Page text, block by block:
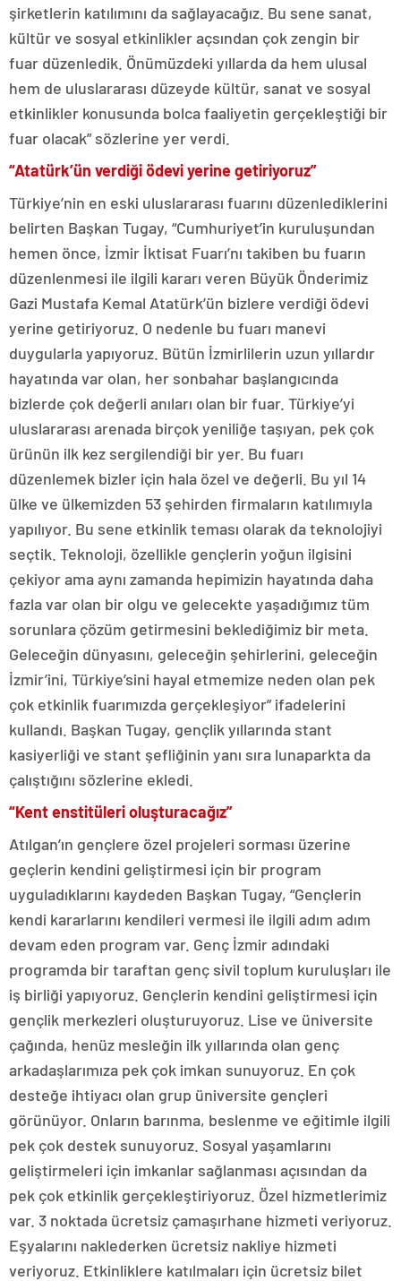
şirketlerin katılımını da sağlayacağız. Bu sene sanat,
kültür ve sosyal etkinlikler açsından çok zengin bir
fuar düzenledik. Önümüzdeki yıllarda da hem ulusal
hem de uluslararası düzeyde kültür, sanat ve sosyal
etkinlikler konusunda bolca faaliyetin gerçekleştiği bir
fuar olacak” sözlerine yer verdi.
“Atatürk’ün verdiği ödevi yerine getiriyoruz”
Türkiye’nin en eski uluslararası fuarını düzenlediklerini
belirten Başkan Tugay, “Cumhuriyet’in kuruluşundan
hemen önce, İzmir İktisat Fuarı’nı takiben bu fuarın
düzenlenmesi ile ilgili kararı veren Büyük Önderimiz
Gazi Mustafa Kemal Atatürk’ün bizlere verdiği ödevi
yerine getiriyoruz. O nedenle bu fuarı manevi
duygularla yapıyoruz. Bütün İzmirlilerin uzun yıllardır
hayatında var olan, her sonbahar başlangıcında
bizlerde çok değerli anıları olan bir fuar. Türkiye’yi
uluslararası arenada birçok yeniliğe taşıyan, pek çok
ürünün ilk kez sergilendiği bir yer. Bu fuarı
düzenlemek bizler için hala özel ve değerli. Bu yıl 14
ülke ve ülkemizden 53 şehirden firmaların katılımıyla
yapılıyor. Bu sene etkinlik teması olarak da teknolojiyi
seçtik. Teknoloji, özellikle gençlerin yoğun ilgisini
çekiyor ama aynı zamanda hepimizin hayatında daha
fazla var olan bir olgu ve gelecekte yaşadığımız tüm
sorunlara çözüm getirmesini beklediğimiz bir meta.
Geleceğin dünyasını, geleceğin şehirlerini, geleceğin
İzmir’ini, Türkiye’sini hayal etmemize neden olan pek
çok etkinlik fuarımızda gerçekleşiyor” ifadelerini
kullandı. Başkan Tugay, gençlik yıllarında stant
kasiyerliği ve stant şefliğinin yanı sıra lunaparkta da
çalıştığını sözlerine ekledi.
“Kent enstitüleri oluşturacağız”
Atılgan’ın gençlere özel projeleri sorması üzerine
geçlerin kendini geliştirmesi için bir program
uyguladıklarını kaydeden Başkan Tugay, “Gençlerin
kendi kararlarını kendileri vermesi ile ilgili adım adım
devam eden program var. Genç İzmir adındaki
programda bir taraftan genç sivil toplum kuruluşları ile
iş birliği yapıyoruz. Gençlerin kendini geliştirmesi için
gençlik merkezleri oluşturuyoruz. Lise ve üniversite
çağında, henüz mesleğin ilk yıllarında olan genç
arkadaşlarımıza pek çok imkan sunuyoruz. En çok
desteğe ihtiyacı olan grup üniversite gençleri
görünüyor. Onların barınma, beslenme ve eğitimle ilgili
pek çok destek sunuyoruz. Sosyal yaşamlarını
geliştirmeleri için imkanlar sağlanması açısından da
pek çok etkinlik gerçekleştiriyoruz. Özel hizmetlerimiz
var. 3 noktada ücretsiz çamaşırhane hizmeti veriyoruz.
Eşyalarını naklederken ücretsiz nakliye hizmeti
veriyoruz. Etkinliklere katılmaları için ücretsiz bilet